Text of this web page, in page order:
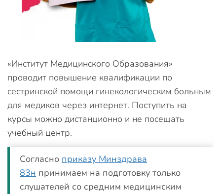
«Институт Медицинского Образования»
проводит повышение квалификации по
сестринской помощи гинекологическим больным
для медиков через интернет. Поступить на
курсы можно дистанционно и не посещать
учебный центр.
Согласно приказу Минздрава
83н принимаем на подготовку только
слушателей со средним медицинским